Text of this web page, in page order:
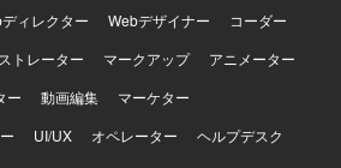
ィレクター Webデザイナー
コーダー
トレーター マークアップ
アニメーター
ー 動画編集
マーケター
UI/UX オペレーター
ヘルプデスク